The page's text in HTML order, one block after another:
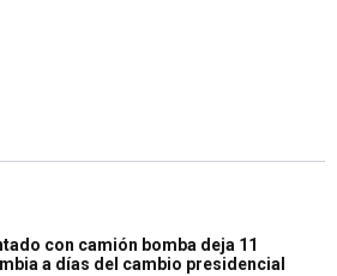
con camión bomba deja 11
a días del cambio presidencial